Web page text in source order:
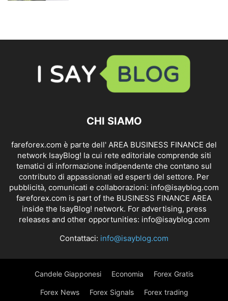
CHI SIAMO
fareforex.com è parte dell' AREA BUSINESS FINANCE del
network IsayBlog! la cui rete editoriale comprende siti
tematici di informazione indipendente che contano sul
contributo di appassionati ed esperti del settore. Per
pubblicità, comunicati e collaborazioni: info@isayblog.com
fareforex.com is part of the BUSINESS FINANCE AREA
inside the IsayBlog! network. For advertising, press
releases and other opportunities: info@isayblog.com
Contattaci: info@isayblog.com
Candele Giapponesi Economia Forex Gratis
Forex News Forex Signals Forex trading